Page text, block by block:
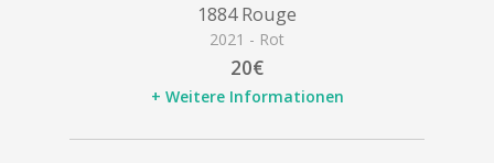
1884 Rouge
2021 - Rot
20€
+ Weitere Informationen